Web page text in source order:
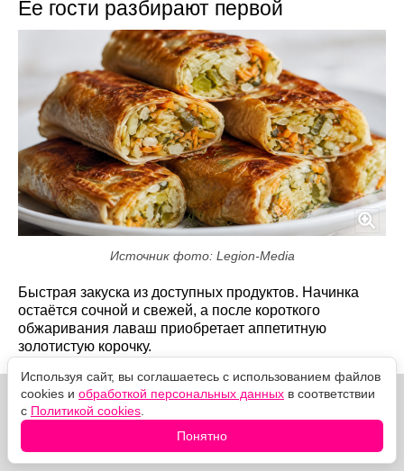
Ее гости разбирают первой
Источник фото: Legion-Media
Быстрая закуска из доступных продуктов. Начинка
остаётся сочной и свежей, а после короткого
обжаривания лаваш приобретает аппетитную
золотистую корочку.
Используя сайт, вы соглашаетесь с использованием файлов
cookies и обработкой персональных данных в соответствии
с Политикой cookies
Понятно